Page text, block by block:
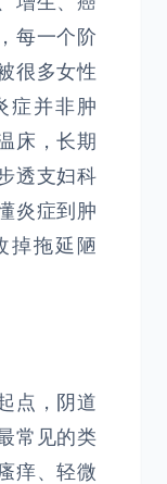
每一个阶
很多女性
症并非肿
床，长期
透支妇科
炎症到肿
掉拖延陋
点，阴道
常见的类
痒、轻微